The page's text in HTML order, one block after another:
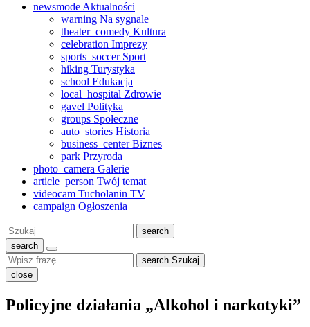
newsmode Aktualności
warning Na sygnale
theater_comedy Kultura
celebration Imprezy
sports_soccerSport
hiking Turystyka
school Edukacja
local_hospital Zdrowie
gavel Polityka
groups Społeczne
auto_stories Historia
business_centerBiznes
park Przyroda
photo_camera Galerie
article_person Twój temat
videocam Tucholanin TV
campaign Ogłoszenia
Szukaj:
search
search
search Szukaj
close
Policyjne działania „Alkohol i narkotyki”